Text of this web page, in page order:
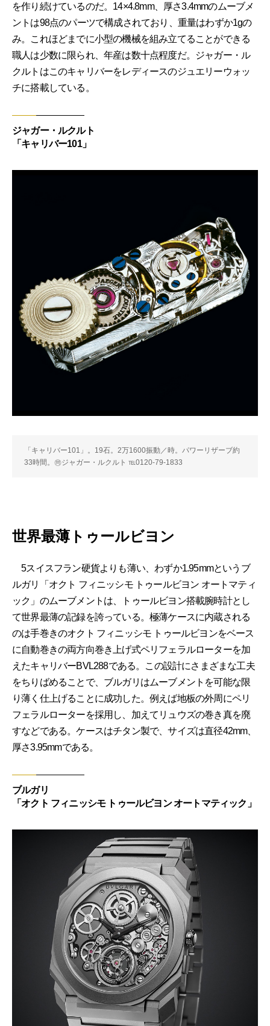
を作り続けているのだ。14×4.8mm、厚さ3.4mmのムーブメ
ントは98点のパーツで構成されており、重量はわずか1gの
み。これほどまでに小型の機械を組み立てることができる
職人は少数に限られ、年産は数十点程度だ。ジャガー・ル
クルトはこのキャリバーをレディースのジュエリーウォッ
チに搭載している。
ジャガー・ルクルト
「キャリバー101」
「キャリバー101」。19石。2万1600振動／時。パワーリザーブ約
33時間。㉄ジャガー・ルクルト ℡0120-79-1833
世界最薄トゥールビヨン
5スイスフラン硬貨よりも薄い、わずか1.95mmというブ
ルガリ「オクト フィニッシモ トゥールビヨン オートマティ
ック」のムーブメントは、トゥールビヨン搭載腕時計とし
て世界最薄の記録を誇っている。極薄ケースに内蔵される
のは手巻きのオクト フィニッシモ トゥールビヨンをベース
に自動巻きの両方向巻き上げ式ペリフェラルローターを加
えたキャリバーBVL288である。この設計にさまざまな工夫
をちりばめることで、ブルガリはムーブメントを可能な限
り薄く仕上げることに成功した。例えば地板の外周にペリ
フェラルローターを採用し、加えてリュウズの巻き真を廃
すなどである。ケースはチタン製で、サイズは直径42mm、
厚さ3.95mmである。
ブルガリ
「オクト フィニッシモ トゥールビヨン オートマティック」